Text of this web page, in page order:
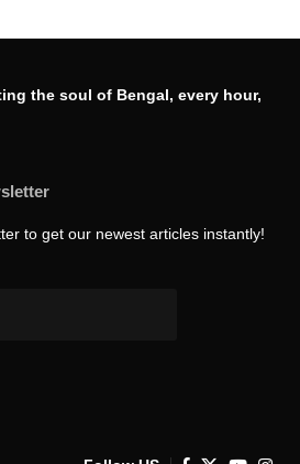
the soul of Bengal, every hour,
to get our newest articles instantly!